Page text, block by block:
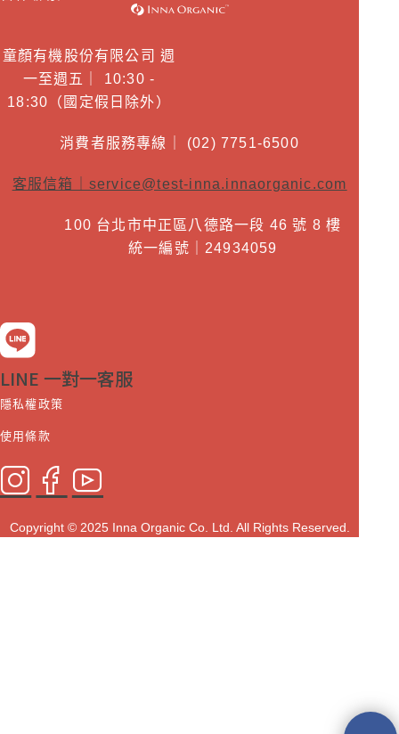
童顏有機股份有限公司 週
一至週五｜ 10:30 -
18:30（國定假日除外）
消費者服務專線｜ (02) 7751-6500
客服信箱｜ service@test-inna.innaorganic.com
100 台北市中正區八德路一段 46 號 8 樓
統一編號｜24934059
LINE 一對一客服
隱私權政策
使用條款
Copyright © 2025 Inna Organic Co. Ltd. All Rights Reserved.